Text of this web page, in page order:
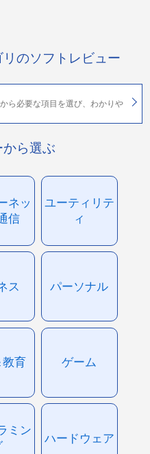
リのソフトレビュー
ら必要な項目を選び、わかりや
から選ぶ
ネッ
信
ユーティリテ
ィ
ス パーソナル
育 ゲーム
ミン
ハードウェア